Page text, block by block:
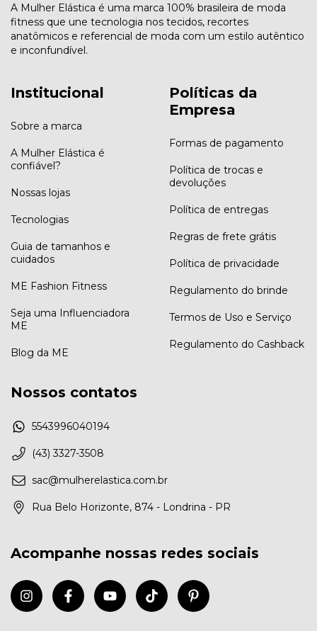
A Mulher Elástica é uma marca 100% brasileira de moda
fitness que une tecnologia nos tecidos, recortes
anatômicos e referencial de moda com um estilo autêntico
e inconfundível.
Institucional
Sobre a marca
A Mulher Elástica é
confiável?
Nossas lojas
Tecnologias
Guia de tamanhos e
cuidados
ME Fashion Fitness
Seja uma Influenciadora
ME
Blog da ME
Políticas da
Empresa
Formas de pagamento
Política de trocas e
devoluções
Política de entregas
Regras de frete grátis
Política de privacidade
Regulamento do brinde
Termos de Uso e Serviço
Regulamento do Cashback
Nossos contatos
5543996040194
(43) 3327-3508
sac@mulherelastica.com.br
Rua Belo Horizonte, 874 - Londrina - PR
Acompanhe nossas redes sociais